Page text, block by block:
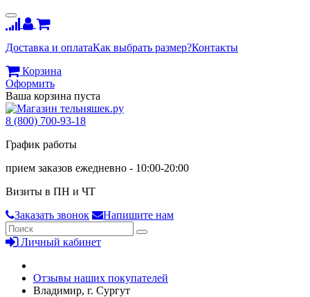
Доставка и оплатаКак выбрать размер?Контакты
Корзина
Оформить
Ваша корзина пуста
8 (800) 700-93-18
График работы
прием заказов ежедневно - 10:00-20:00
Визиты в ПН и ЧТ
Заказать звонок
Напишите нам
Личный кабинет
Отзывы наших покупателей
Владимир, г. Сургут